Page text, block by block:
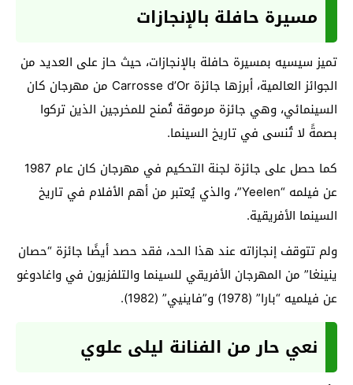
مسيرة حافلة بالإنجازات
تميز سيسيه بمسيرة حافلة بالإنجازات، حيث حاز على العديد من
الجوائز العالمية، أبرزها جائزة Carrosse d’Or من مهرجان كان
السينمائي، وهي جائزة مرموقة تُمنح للمخرجين الذين تركوا
بصمةً لا تُنسى في تاريخ السينما.
كما حصل على جائزة لجنة التحكيم في مهرجان كان عام 1987
عن فيلمه “Yeelen”، والذي يُعتبر من أهم الأفلام في تاريخ
السينما الأفريقية.
ولم تتوقف إنجازاته عند هذا الحد، فقد حصد أيضًا جائزة “حصان
ينينغا” من المهرجان الأفريقي للسينما والتلفزيون في واغادوغو
عن فيلميه “بارا” (1978) و”فاينيي” (1982).
نعي حار من الفنانة ليلى علوي